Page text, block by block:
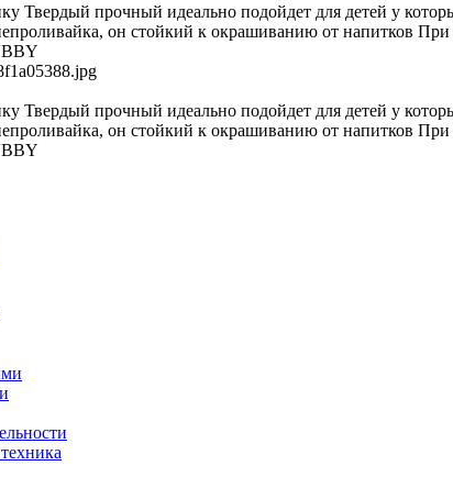
Твердый прочный идеально подойдет для детей у
он стойкий к окрашиванию от напитков
Твердый прочный идеально подойдет для детей у
он стойкий к окрашиванию от напитков